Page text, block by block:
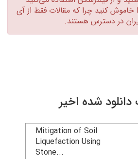
کنید چرا که مقالات فقط از آی
در دسترس هستند.‏
شده اخیر
Mitigation of Soil
Liquefaction Using
Stone...